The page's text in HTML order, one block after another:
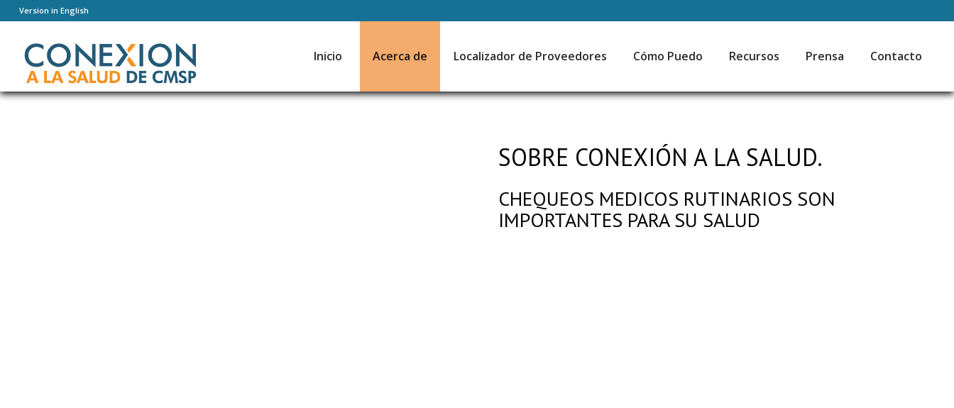
Version in English
Inicio Acerca de Localizador de Proveedores Cómo Puedo Recursos Prensa Contacto
SOBRE CONEXIÓN A LA SALUD.
CHEQUEOS MEDICOS RUTINARIOS SON
IMPORTANTES PARA SU SALUD